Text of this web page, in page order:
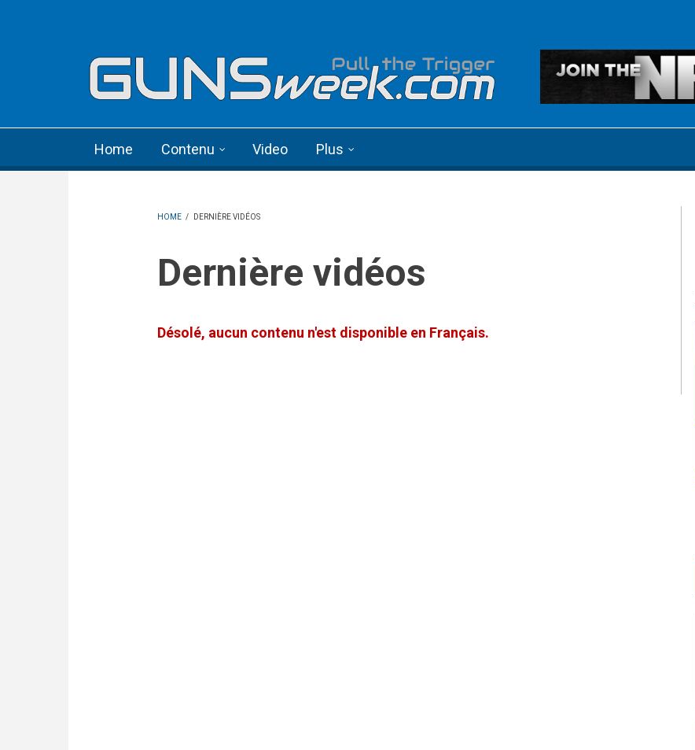
Home Contenu Video Plus
HOME / DERNIÈRE VIDÉOS
Dernière vidéos
Désolé, aucun contenu n'est disponible en Français.